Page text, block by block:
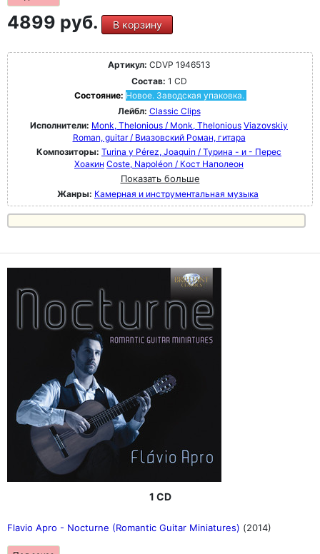
4899 руб. В корзину
Артикул: CDVP 1946513
Состав: 1 CD
Состояние: Новое. Заводская упаковка.
Лейбл: Classic Clips
Исполнители: Monk, Thelonious / Monk, Thelonious Viazovskiy
Roman, guitar / Виазовский Роман, гитара
Композиторы: Turina y Pérez, Joaquin / Турина - и - Перес
Хоакин Coste, Napoléon / Кост Наполеон
Показать больше
Жанры: Камерная и инструментальная музыка
1 CD
Flavio Apro - Nocturne (Romantic Guitar Miniatures) (2014)